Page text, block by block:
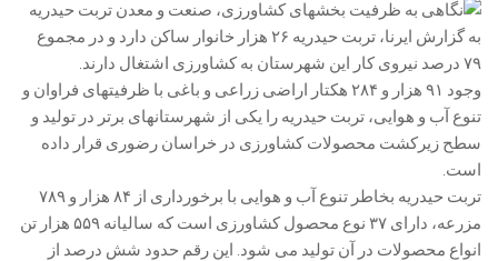
به گزارش ایرنا، تربت حیدریه ۲۶ هزار خانوار ساکن دارد و در مجموع
۷۹ درصد نیروی کار این شهرستان به کشاورزی اشتغال دارند.
وجود ۹۱ هزار و ۲۸۴ هکتار اراضی زراعی و باغی با ظرفیتهای فراوان و
تنوع آب و هوایی، تربت حیدریه را یکی از شهرستانهای برتر در تولید و
سطح زیرکشت محصولات کشاورزی در خراسان رضوری قرار داده
است.
تربت حیدریه بخاطر تنوع آب و هوایی با برخورداری از ۸۴ هزار و ۷۸۹
مزرعه، دارای ۳۷ نوع محصول کشاورزی است که سالیانه ۵۵۹ هزار تن
انواع محصولات در آن تولید می شود. این رقم حدود شش درصد از